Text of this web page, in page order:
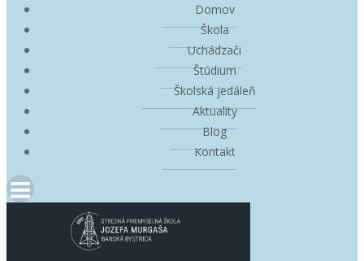
Domov
Škola
Uchádzači
Štúdium
Školská jedáleň
Aktuality
Blog
Kontakt